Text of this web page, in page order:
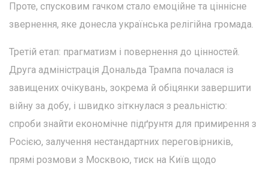
Проте, спусковим гачком стало емоційне та ціннісне
звернення, яке донесла українська релігійна громада.
Третій етап: прагматизм і повернення до цінностей.
Друга адміністрація Дональда Трампа почалася із
завищених очікувань, зокрема й обіцянки завершити
війну за добу, і швидко зіткнулася з реальністю:
спроби знайти економічне підґрунтя для примирення з
Росією, залучення нестандартних переговірників,
прямі розмови з Москвою, тиск на Київ щодо